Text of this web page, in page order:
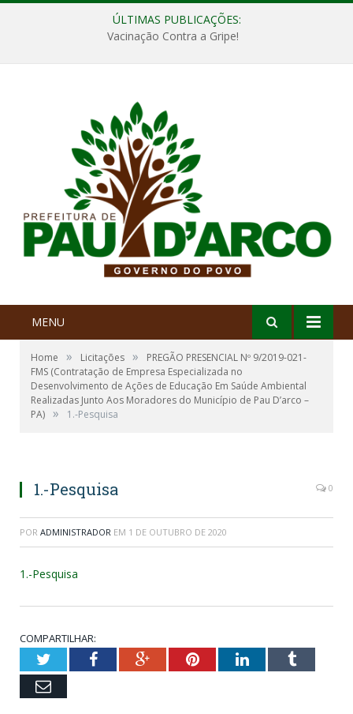
ÚLTIMAS PUBLICAÇÕES:
Vacinação Contra a Gripe!
MENU
Home » Licitações »
PREGÃO PRESENCIAL Nº 9/2019-021-
FMS (Contratação de Empresa Especializada no
Desenvolvimento de Ações de Educação Em Saúde Ambiental
Realizadas Junto Aos Moradores do Município de Pau D’arco –
PA) » 1.-Pesquisa
1.-Pesquisa 0
POR ADMINISTRADOR EM 1 DE OUTUBRO DE 2020
1.-Pesquisa
COMPARTILHAR:
TwitterFacebookGoogle+PinterestLinkedInTumblr
Email